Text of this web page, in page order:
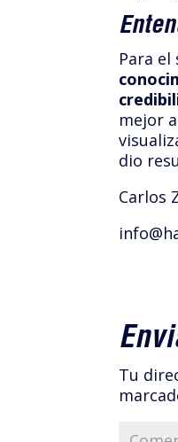
Para
mejor
dio
Carlos
Tu